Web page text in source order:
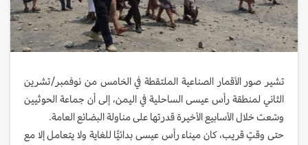
تشير صور الأقمار الصناعية الملتقطة في الخامس من نوفمبر/تشرين
الثاني لمنطقة رأس عيسى الساحلية في اليمن، إلى أن جماعة الحوثيين
وسّعت خلال الأسابيع الأخيرة قدرتها على مناولة البضائع العامة.
حتى وقتٍ قريب، كان ميناء رأس عيسى بدائيًّا للغاية ولا يتعامل إلا مع